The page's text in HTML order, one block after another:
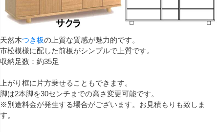
天然木つき板の上質な質感が魅力的です。
市松模様に配した前板がシンプルで上質です。
収納足数：約35足
上がり框に片方乗せることもできます。
脚は2本脚を30センチまでの高さ変更可能です。
※別途料金が発生する場合がございます。お見積もりも致しま
す。